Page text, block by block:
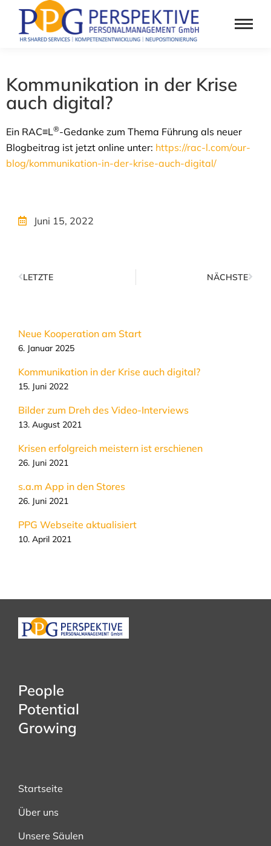
Kommunikation in der Krise
auch digital?
Ein RAC≡L®-Gedanke zum Thema Führung als neuer
Blogbeitrag ist jetzt online unter: https://rac-l.com/our-
blog/kommunikation-in-der-krise-auch-digital/
Juni 15, 2022
LETZTE NÄCHSTE
Neue Kooperation am Start
6. Januar 2025
Kommunikation in der Krise auch digital?​
15. Juni 2022
Bilder zum Dreh des Video-Interviews
13. August 2021
Krisen erfolgreich meistern ist erschienen
26. Juni 2021
s.a.m App in den Stores
26. Juni 2021
PPG Webseite aktualisiert
10. April 2021
People
Potential
Growing
Startseite
Über uns
Unsere Säulen